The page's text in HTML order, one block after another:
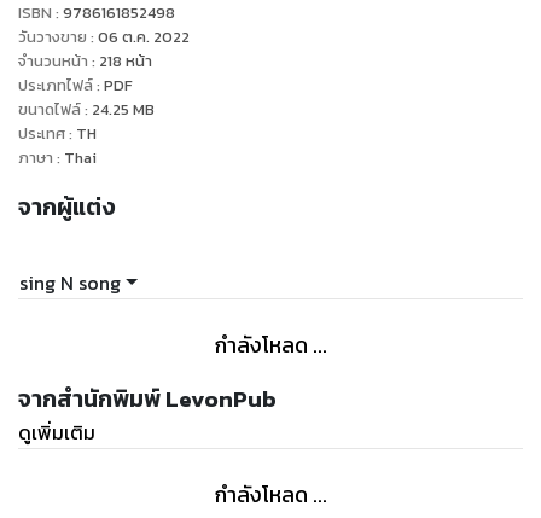
[อวตารคิมดกจาจะต้องตายด้วยเงื้อมมือของคนที่รักที่สุด]
จนเกิดเป็นเรื่องราววุ่นวาย
เพราะไม่ว่าจะอวตารหรือกลุ่มดาว
ล้วนอยากรู้กันจะแย่ว่าคนที่คิมดกจารักที่สุดคือใครกัน
ISBN : 9786161852498
วันวางขาย : 06 ต.ค. 2022
จำนวนหน้า : 218 หน้า
ประเภทไฟล์: PDF
ขนาดไฟล์: 24.25 MB
ประเทศ: TH
ภาษา : Thai
จากผู้แต่ง
sing N song
กำลังโหลด ...
จากสำนักพิมพ์ LevonPub
ดูเพิ่มเติม
กำลังโหลด ...